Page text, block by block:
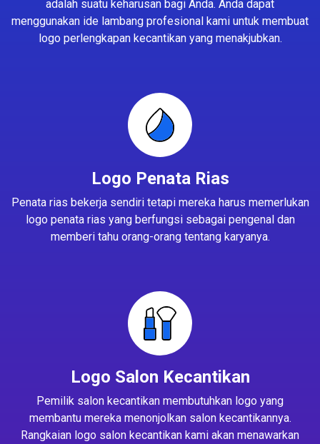
adalah suatu keharusan bagi Anda. Anda dapat
menggunakan ide lambang profesional kami untuk membuat
logo perlengkapan kecantikan yang menakjubkan.
Logo Penata Rias
Penata rias bekerja sendiri tetapi mereka harus memerlukan
logo penata rias yang berfungsi sebagai pengenal dan
memberi tahu orang-orang tentang karyanya.
Logo Salon Kecantikan
Pemilik salon kecantikan membutuhkan logo yang
membantu mereka menonjolkan salon kecantikannya.
Rangkaian logo salon kecantikan kami akan menawarkan